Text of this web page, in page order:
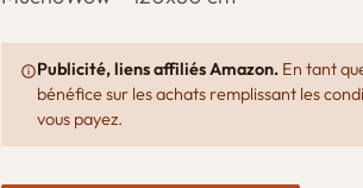
Publicité, liens affiliés Amazon.En tant
bénéfice sur les achats remplissant les
vous payez.